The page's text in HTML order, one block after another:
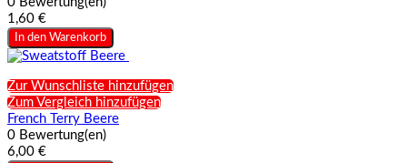
1,60 €
In den Warenkorb
Zur Wunschliste hinzufügen
Zum Vergleich hinzufügen
French Terry Beere
0 Bewertung(en)
6,00 €